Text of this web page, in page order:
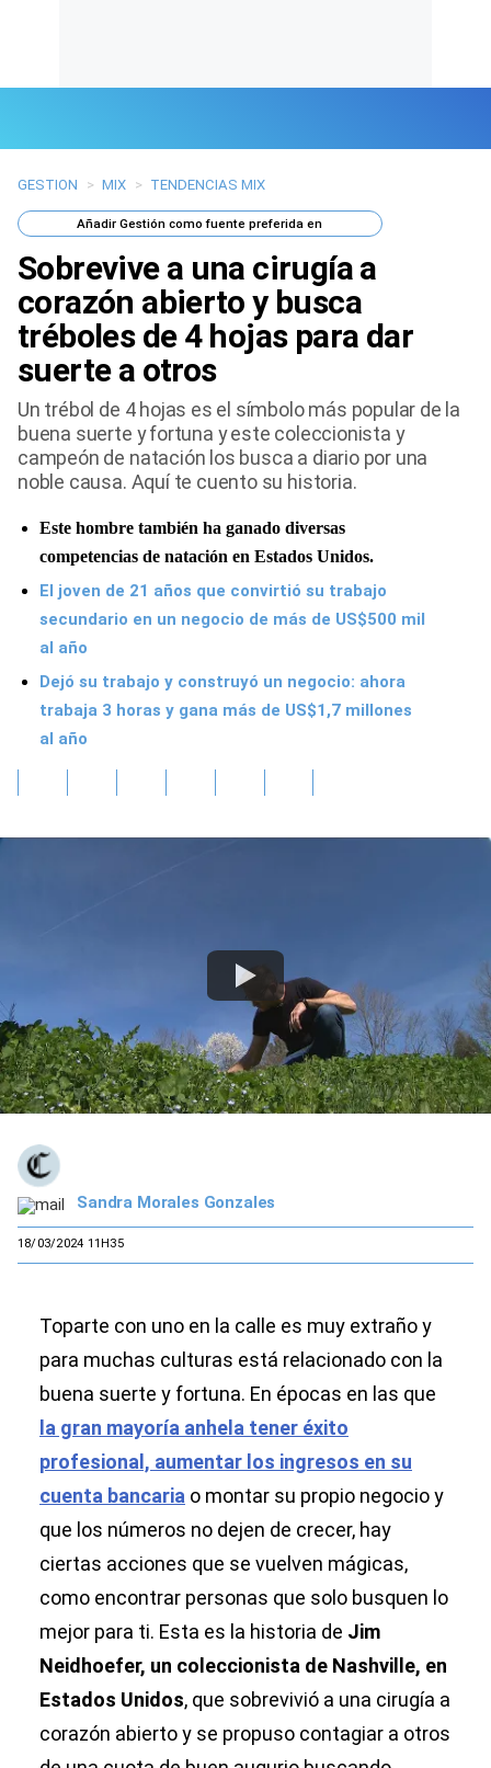
Últimas Noticias
Mi Bolsillo
Respuestas
Gente
Tendencias Mix
Sports
GESTION > MIX > TENDENCIAS MIX
AñadirGestión como fuente preferida en
Sobrevive a una cirugía a
corazón abierto y busca
tréboles de 4 hojas para dar
suerte a otros
Un trébol de 4 hojas es el símbolo más popular de la
buena suerte y fortuna y este coleccionista y
campeón de natación los busca a diario por una
noble causa. Aquí te cuento su historia.
Este hombre también ha ganado diversas
competencias de natación en Estados Unidos.
El joven de 21 años que convirtió su trabajo
secundario en un negocio de más de US$500 mil
al año
Dejó su trabajo y construyó un negocio: ahora
trabaja 3 horas y gana más de US$1,7 millones
al año
Sandra Morales Gonzales
18/03/2024 11H35
Toparte con uno en la calle es muy extraño y
para muchas culturas está relacionado con la
buena suerte y fortuna. En épocas en las que
la gran mayoría anhela tener éxito
profesional, aumentar los ingresos en su
cuenta bancaria o montar su propio negocio y
que los números no dejen de crecer, hay
ciertas acciones que se vuelven mágicas,
como encontrar personas que solo busquen lo
mejor para ti. Esta es la historia de Jim
Neidhoefer, un coleccionista de Nashville, en
Estados Unidos, que sobrevivió a una cirugía a
corazón abierto y se propuso contagiar a otros